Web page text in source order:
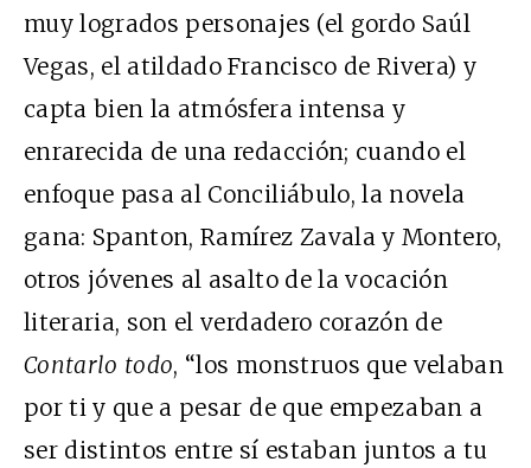
muy logrados personajes (el gordo Saúl
Vegas, el atildado Francisco de Rivera) y
capta bien la atmósfera intensa y
enrarecida de una redacción; cuando el
enfoque pasa al Conciliábulo, la novela
gana: Spanton, Ramírez Zavala y Montero,
otros jóvenes al asalto de la vocación
literaria, son el verdadero corazón de
Contarlo todo, “los monstruos que velaban
por ti y que a pesar de que empezaban a
ser distintos entre sí estaban juntos a tu